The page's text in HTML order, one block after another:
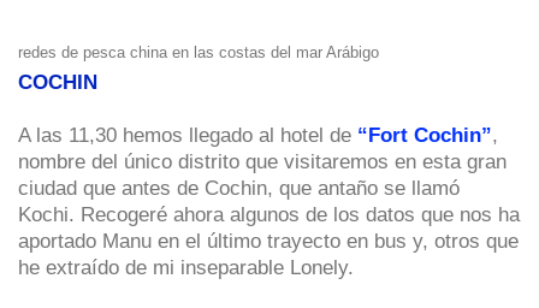
redes de pesca china en las costas del mar Arábigo
COCHIN
A las 11,30 hemos llegado al hotel de “Fort Cochin”,
nombre del único distrito que visitaremos en esta gran
ciudad que antes de Cochin, que antaño se llamó
Kochi. Recogeré ahora algunos de los datos que nos ha
aportado Manu en el último trayecto en bus y, otros que
he extraído de mi inseparable Lonely.